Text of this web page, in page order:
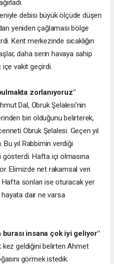
debisi büyük ölçüde düşen
yeniden çağlaması bölge
Kent merkezinde sıcaklığın
daha serin havaya sahip
içe vakit geçirdi.
zorlanıyoruz"
Dal, Obruk Şelalesi’nin
biri olduğunu belirterek,
Obruk Şelalesi. Geçen yıl
yıl Rabbimin verdiği
gösterdi. Hafta içi olmasına
Elimizde net rakamsal veri
sonları ise oturacak yer
dair ne varsa
burası insana çok iyi geliyor"
kez geldiğini belirten Ahmet
görmek istedik.